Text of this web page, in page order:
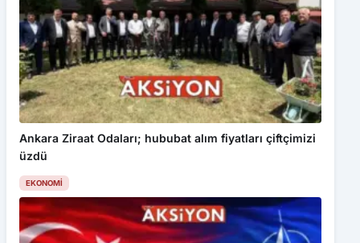
Ankara Ziraat Odaları; hububat alım fiyatları çiftçimizi
üzdü
EKONOMI